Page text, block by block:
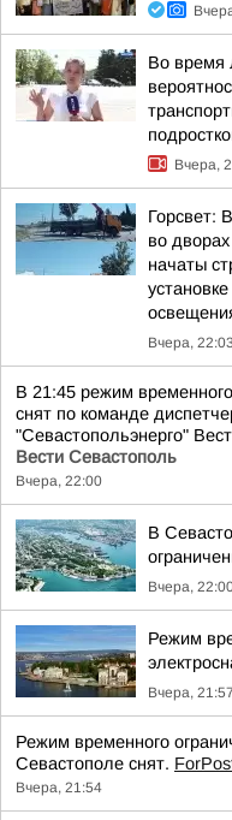
Во время
Вчера,
Горсвет:
во
начаты
Вчера, 22:03
В 21:45 режим
снят по команде
"Севастопольэнерго"
Вести Севастополь
Вчера, 22:00
В
Вчера,
Режим
Вчера, 21:57
Режим временного
Севастополе снят.
Вчера, 21:54